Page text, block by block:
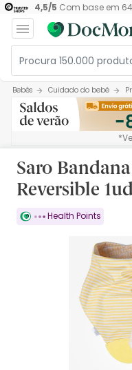
4,5/5 Com base em
Bebés Cuidado do bebé
Saro
Reversible
Health Points